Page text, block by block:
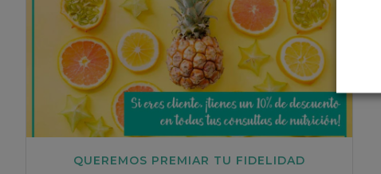
QUEREMOS PREMIAR TU FIDELIDAD